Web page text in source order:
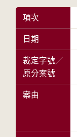
項次
日期
裁定字號／
原分案號
案由